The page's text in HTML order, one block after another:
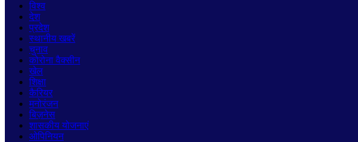
विश्व
देश
प्रदेश
स्थानीय खबरें
चुनाव
कोरोना वैक्सीन
खेल
शिक्षा
कैरियर
मनोरंजन
बिज़नेस
शासकीय योजनाएं
ओपिनियन